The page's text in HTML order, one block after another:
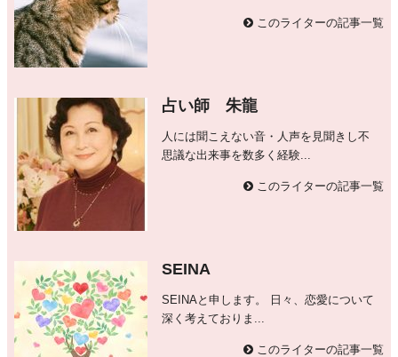
このライターの記事一覧
占い師 朱龍
人には聞こえない音・人声を見聞きし不
思議な出来事を数多く経験...
このライターの記事一覧
SEINA
SEINAと申します。 日々、恋愛について
深く考えておりま...
このライターの記事一覧